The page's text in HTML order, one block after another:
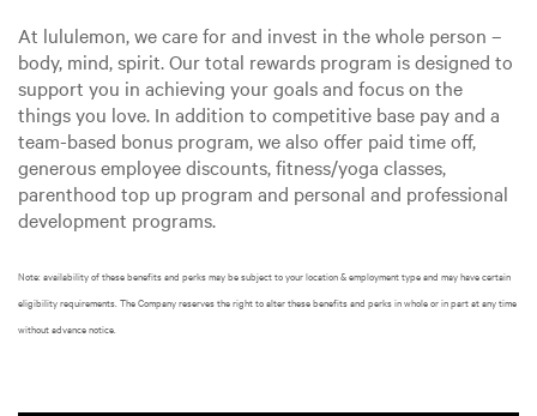
At lululemon, we care for and invest in the whole person –
body, mind, spirit. Our total rewards program is designed to
support you in achieving your goals and focus on the
things you love. In addition to competitive base pay and a
team-based bonus program, we also offer paid time off,
generous employee discounts, fitness/yoga classes,
parenthood top up program and personal and professional
development programs.
Note: availability of these benefits and perks may be subject to your location & employment type and may have certain
eligibility requirements. The Company reserves the right to alter these benefits and perks in whole or in part at any time
without advance notice.